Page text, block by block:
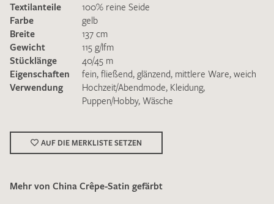
Ich bin damit einverstanden, dass meine angegebenen Daten
zur Beantwortung meiner Musteranfrage genutzt werden.
DieDatenschutzbestimmungenhabe ich zur Kenntnis
genommen und akzeptiere diese.
MUSTERANFRAGE SENDEN
Textilanteile
100% reine Seide
Farbe
gelb
Breite
137 cm
Gewicht
115 g/lfm
Stücklänge
40/45 m
Eigenschaften
fein, fließend, glänzend, mittlere Ware, weich
Verwendung
Hochzeit/Abendmode, Kleidung,
Puppen/Hobby, Wäsche
AUF DIE MERKLISTE SETZEN
Mehr von China Crêpe-Satin gefärbt